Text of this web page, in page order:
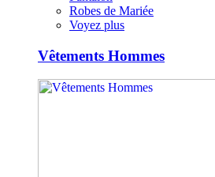
Robes de Mariée
Voyez plus
Vêtements Hommes